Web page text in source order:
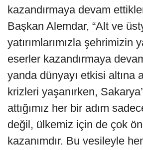
kazandırmaya devam
Başkan Alemdar, “Alt ve
yatırımlarımızla şehrimizin
eserler kazandırmaya
yanda dünyayı etkisi altına
krizleri yaşanırken,
attığımız her bir adım
değil, ülkemiz için de çok
kazanımdır. Bu vesileyle